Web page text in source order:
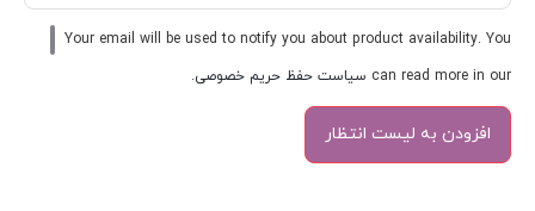
Your email will be used to notify you about product availability. You
can read more in our سیاست حفظ حریم خصوصی.